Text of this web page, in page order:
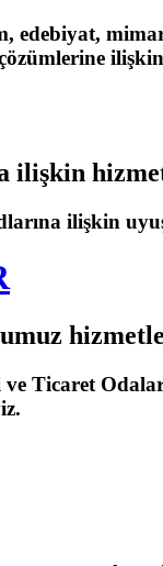
edebiyat,
ilişkin
ilişkin
Ticaret